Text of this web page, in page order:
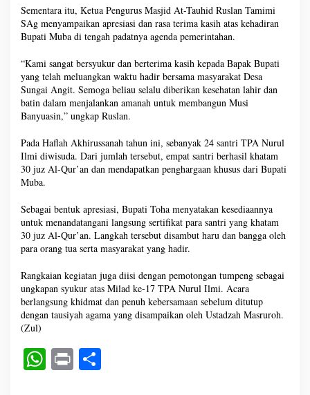
Sementara itu, Ketua Pengurus Masjid At-Tauhid Ruslan Tamimi
SAg menyampaikan apresiasi dan rasa terima kasih atas kehadiran
Bupati Muba di tengah padatnya agenda pemerintahan.
“Kami sangat bersyukur dan berterima kasih kepada Bapak Bupati
yang telah meluangkan waktu hadir bersama masyarakat Desa
Sungai Angit. Semoga beliau selalu diberikan kesehatan lahir dan
batin dalam menjalankan amanah untuk membangun Musi
Banyuasin,” ungkap Ruslan.
Pada Haflah Akhirussanah tahun ini, sebanyak 24 santri TPA Nurul
Ilmi diwisuda. Dari jumlah tersebut, empat santri berhasil khatam
30 juz Al-Qur’an dan mendapatkan penghargaan khusus dari Bupati
Muba.
Sebagai bentuk apresiasi, Bupati Toha menyatakan kesediaannya
untuk menandatangani langsung sertifikat para santri yang khatam
30 juz Al-Qur’an. Langkah tersebut disambut haru dan bangga oleh
para orang tua serta masyarakat yang hadir.
Rangkaian kegiatan juga diisi dengan pemotongan tumpeng sebagai
ungkapan syukur atas Milad ke-17 TPA Nurul Ilmi. Acara
berlangsung khidmat dan penuh kebersamaan sebelum ditutup
dengan tausiyah agama yang disampaikan oleh Ustadzah Masruroh.
(Zul)
W Pr